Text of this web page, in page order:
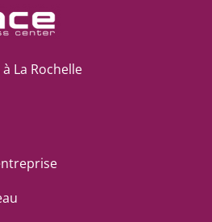
La Rochelle